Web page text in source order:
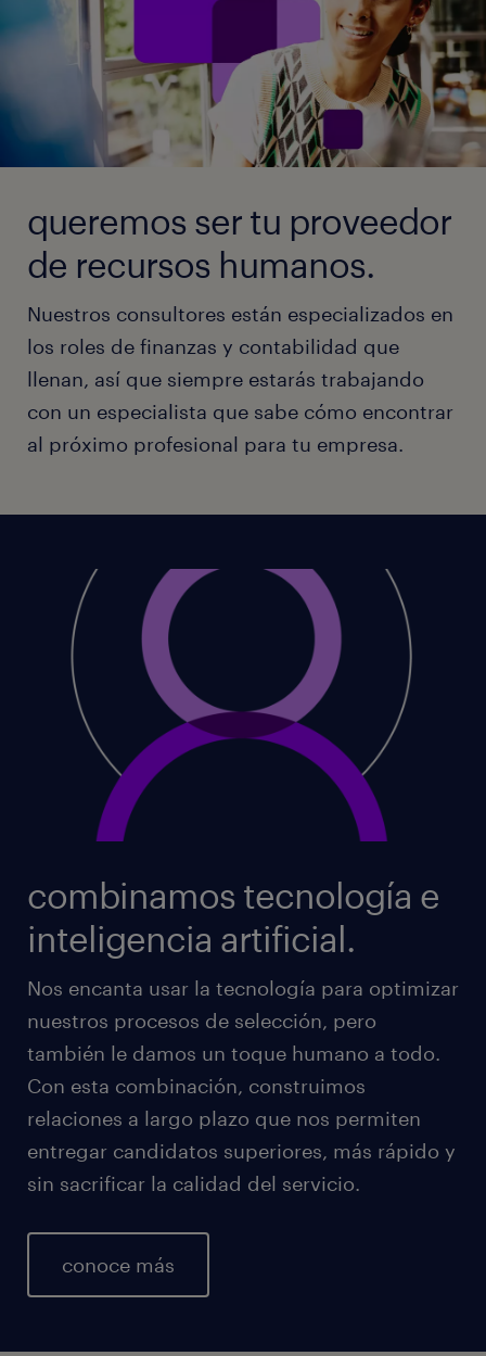
queremos ser tu proveedor
de recursos humanos.
Nuestros consultores están especializados en
los roles de finanzas y contabilidad que
llenan, así que siempre estarás trabajando
con un especialista que sabe cómo encontrar
al próximo profesional para tu empresa.
combinamos tecnología e
inteligencia artificial.
Nos encanta usar la tecnología para optimizar
nuestros procesos de selección, pero
también le damos un toque humano a todo.
Con esta combinación, construimos
relaciones a largo plazo que nos permiten
entregar candidatos superiores, más rápido y
sin sacrificar la calidad del servicio.
conoce más